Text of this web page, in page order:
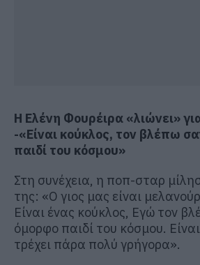
Η Ελένη Φουρέιρα «λιώνει»
-«Είναι κούκλος, τον βλέπω
παιδί του κόσμου»
Στη συνέχεια, η ποπ-σταρ
της: «Ο γιος μας είναι
Είναι ένας κούκλος, Εγώ τον
όμορφο παιδί του κόσμου.
τρέχει πάρα πολύ γρήγορα».